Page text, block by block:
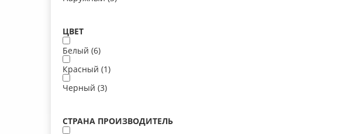
ЦВЕТ
Белый (6)
Красный (1)
Черный (3)
СТРАНА ПРОИЗВОДИТЕЛЬ